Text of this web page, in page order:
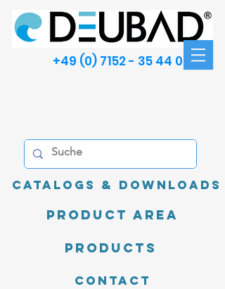
+49 (0) 7152 - 35 44 00
Catalogs & Downloads
product area
Products
Contact